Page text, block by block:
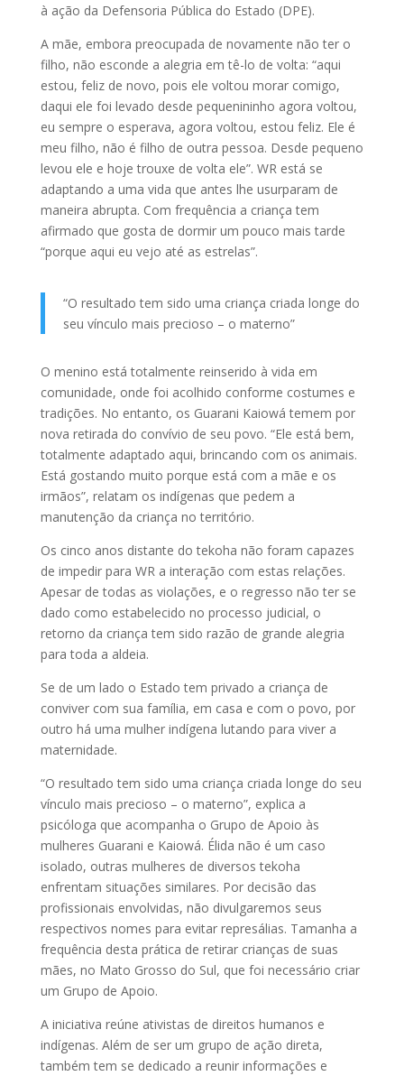
à ação da Defensoria Pública do Estado (DPE).
A mãe, embora preocupada de novamente não ter o
filho, não esconde a alegria em tê-lo de volta: “aqui
estou, feliz de novo, pois ele voltou morar comigo,
daqui ele foi levado desde pequenininho agora voltou,
eu sempre o esperava, agora voltou, estou feliz. Ele é
meu filho, não é filho de outra pessoa. Desde pequeno
levou ele e hoje trouxe de volta ele”. WR está se
adaptando a uma vida que antes lhe usurparam de
maneira abrupta. Com frequência a criança tem
afirmado que gosta de dormir um pouco mais tarde
“porque aqui eu vejo até as estrelas”.
“O resultado tem sido uma criança criada longe do
seu vínculo mais precioso – o materno”
O menino está totalmente reinserido à vida em
comunidade, onde foi acolhido conforme costumes e
tradições. No entanto, os Guarani Kaiowá temem por
nova retirada do convívio de seu povo. “Ele está bem,
totalmente adaptado aqui, brincando com os animais.
Está gostando muito porque está com a mãe e os
irmãos”, relatam os indígenas que pedem a
manutenção da criança no território.
Os cinco anos distante do tekoha não foram capazes
de impedir para WR a interação com estas relações.
Apesar de todas as violações, e o regresso não ter se
dado como estabelecido no processo judicial, o
retorno da criança tem sido razão de grande alegria
para toda a aldeia.
Se de um lado o Estado tem privado a criança de
conviver com sua família, em casa e com o povo, por
outro há uma mulher indígena lutando para viver a
maternidade.
“O resultado tem sido uma criança criada longe do seu
vínculo mais precioso – o materno”, explica a
psicóloga que acompanha o Grupo de Apoio às
mulheres Guarani e Kaiowá. Élida não é um caso
isolado, outras mulheres de diversos tekoha
enfrentam situações similares. Por decisão das
profissionais envolvidas, não divulgaremos seus
respectivos nomes para evitar represálias. Tamanha a
frequência desta prática de retirar crianças de suas
mães, no Mato Grosso do Sul, que foi necessário criar
um Grupo de Apoio.
A iniciativa reúne ativistas de direitos humanos e
indígenas. Além de ser um grupo de ação direta,
também tem se dedicado a reunir informações e